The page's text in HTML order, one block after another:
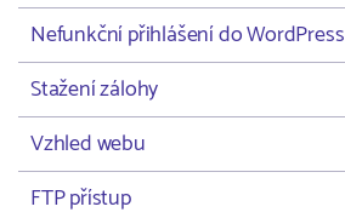
Nefunkční přihlášení do WordPress
Stažení zálohy
Vzhled webu
FTP přístup